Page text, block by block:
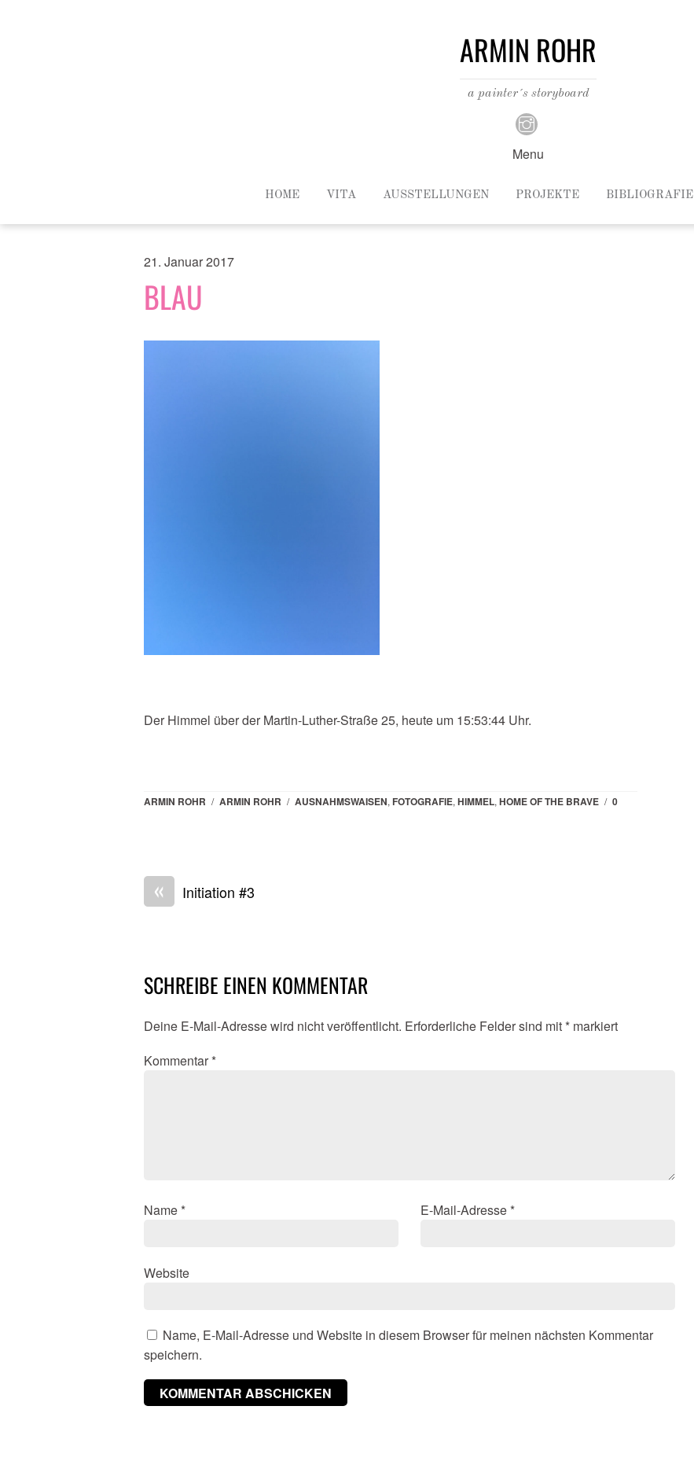
ARMIN ROHR
a painter´s storyboard
Menu
HOME VITA AUSSTELLUNGEN PROJEKTE BIBLIOGRAFIE
21. Januar 2017
BLAU
Der Himmel über der Martin-Luther-Straße 25, heute um 15:53:44 Uhr.
ARMIN ROHR / ARMIN ROHR / AUSNAHMSWAISEN, FOTOGRAFIE, HIMMEL, HOME OF THE BRAVE / 0
« Initiation #3
SCHREIBE EINEN KOMMENTAR
Deine E-Mail-Adresse wird nicht veröffentlicht. Erforderliche Felder sind mit * markiert
Kommentar *
Name * E-Mail-Adresse *
Website
Name, E-Mail-Adresse und Website in diesem Browser für meinen nächsten Kommentar
speichern.